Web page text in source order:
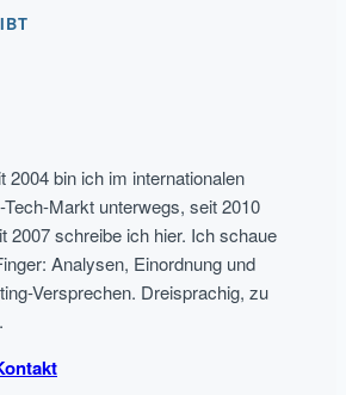
2004 bin ich im internationalen
Markt unterwegs, seit 2010
2007 schreibe ich hier. Ich schaue
Analysen, Einordnung und
Versprechen. Dreisprachig, zu